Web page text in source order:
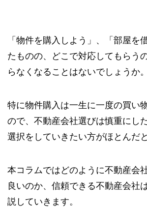
「物件を購入しよう」、「部屋を
たものの、どこで対応してもらう
らなくなることはないでしょうか。
特に物件購入は一生に一度の買い
ので、不動産会社選びは慎重にし
選択をしていきたい方がほとんだ
本コラムではどのように不動産会
良いのか、信頼できる不動産会社
説していきます。